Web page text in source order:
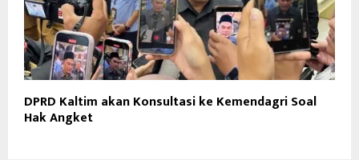
DPRD Kaltim akan Konsultasi ke Kemendagri Soal
Hak Angket